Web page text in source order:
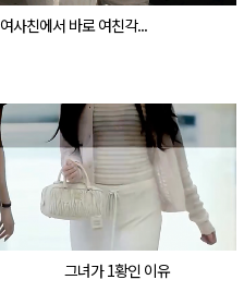
여사친에서 바로 여친각...
그녀가 1황인 이유